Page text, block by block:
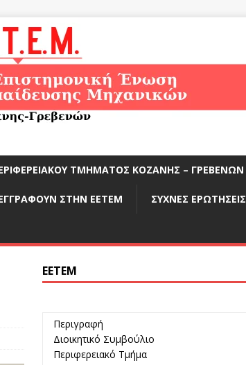
ΤΜΉΜΑΤΟΣ ΚΟΖΆΝΗΣ – ΓΡΕΒΕΝΏΝ
ΣΤΗΝ ΕΕΤΕΜ ΣΥΧΝΈΣ ΕΡΩΤΉΣΕΙΣ
ΕΕΤΕΜ
Περιγραφή
Διοικητικό Συμβούλιο
Περιφερειακό Τμήμα